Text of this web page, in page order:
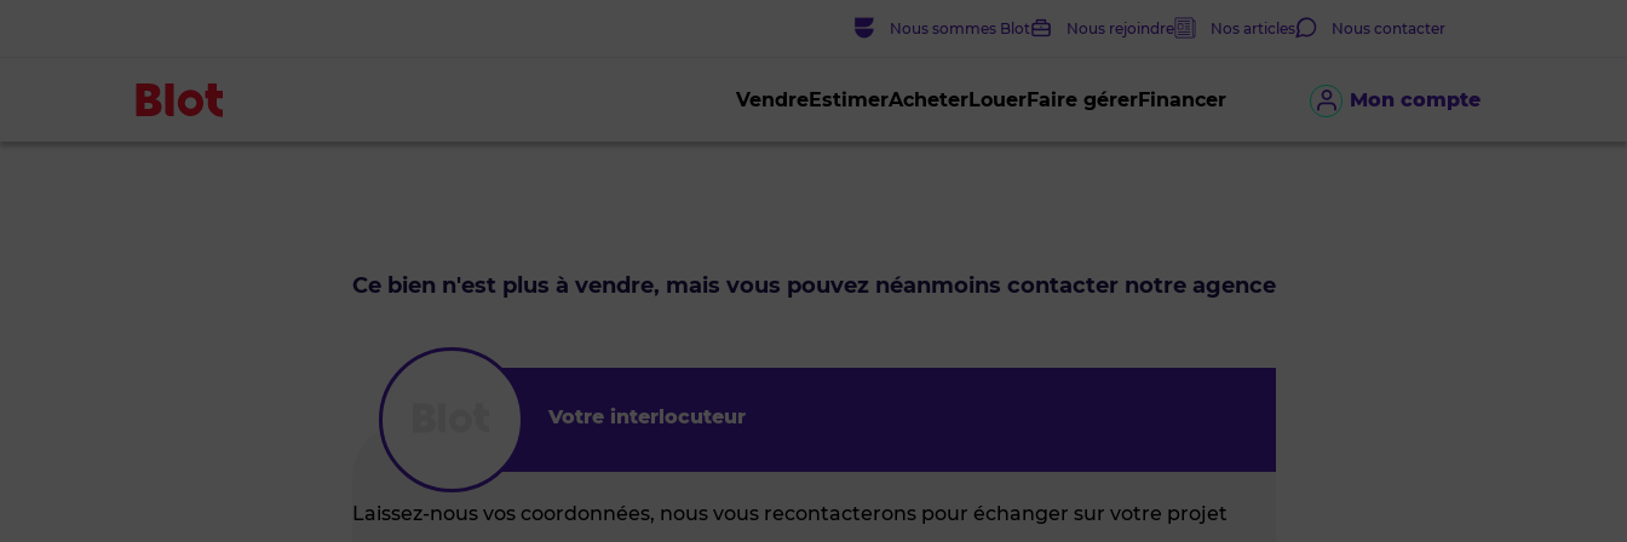
Mon compte
VendreEstimerAcheterLouerFaire gérerFinancer
Nous sommes Blot Nous rejoindre Nos articles Nous contacter
Ce bien n'est plus à vendre, mais vous pouvez néanmoins contacter notre agence
Votre interlocuteur
Laissez-nous vos coordonnées, nous vous recontacterons pour échanger sur votre projet